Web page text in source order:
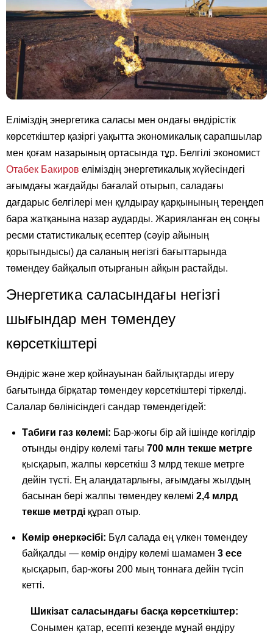
Еліміздің энергетика саласы мен ондағы өндірістік
көрсеткіштер қазіргі уақытта экономикалық сарапшылар
мен қоғам назарының ортасында тұр. Белгілі экономист
Отабек Бакиров еліміздің энергетикалық жүйесіндегі
ағымдағы жағдайды бағалай отырып, саладағы
дағдарыс белгілері мен құлдырау қарқынының тереңдеп
бара жатқанына назар аударды. Жарияланған ең соңғы
ресми статистикалық есептер (сәуір айының
қорытындысы) да саланың негізгі бағыттарында
төмендеу байқалып отырғанын айқын растайды.
Энергетика саласындағы негізгі
шығындар мен төмендеу
көрсеткіштері
Өндіріс және жер қойнауынан байлықтарды игеру
бағытында бірқатар төмендеу көрсеткіштері тіркелді.
Салалар бөлінісіндегі сандар төмендегідей:
Табиғи газ көлемі: Бар-жоғы бір ай ішінде көгілдір
отынды өндіру көлемі тағы 700 млн текше метрге
қысқарып, жалпы көрсеткіш 3 млрд текше метрге
дейін түсті. Ең алаңдатарлығы, ағымдағы жылдың
басынан бері жалпы төмендеу көлемі 2,4 млрд
текше метрді құрап отыр.
Көмір өнеркәсібі: Бұл салада ең үлкен төмендеу
байқалды — көмір өндіру көлемі шамамен 3 есе
қысқарып, бар-жоғы 200 мың тоннаға дейін түсіп
кетті.
Шикізат саласындағы басқа көрсеткіштер:
Сонымен қатар, есепті кезеңде мұнай өндіру